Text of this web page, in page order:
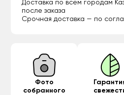
Доставка по всем городам
после заказа
Срочная доставка — по
Фото
собранного